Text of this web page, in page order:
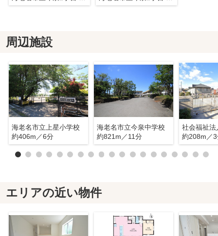
周辺施設
海老名市立上星小学校
約406m／6分
海老名市立今泉中学校
約821m／11分
約208m／
エリアの近い物件